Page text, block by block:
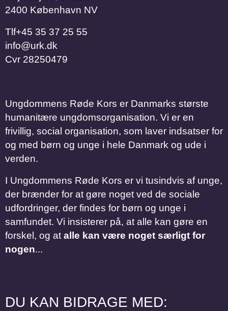
2400 København NV
Tlf​​​​​​​+45 35 37 25 55
info@urk.dk
Cvr 28250479
Ungdommens Røde Kors er Danmarks største
humanitære ungdomsorganisation. Vi er en
frivillig, social organisation, som laver indsatser for
og med børn og unge i hele Danmark og ude i
verden.
I Ungdommens Røde Kors er vi tusindvis af unge,
der brænder for at gøre noget ved de sociale
udfordringer, der findes for børn og unge i
samfundet. Vi insisterer på, at alle kan gøre en
forskel, og at alle kan være noget særligt for
nogen...
DU KAN BIDRAGE MED: